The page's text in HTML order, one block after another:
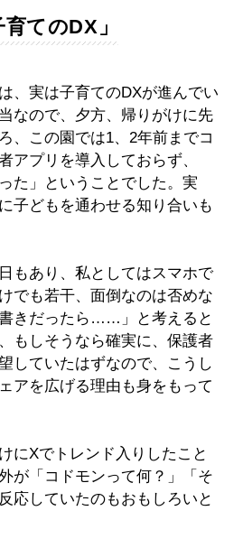
てのDX」
、実は子育てのDXが進んでい
なので、夕方、帰りがけに先
、この園では1、2年前までコ
アプリを導入しておらず、
た」ということでした。実
子どもを通わせる知り合いも
もあり、私としてはスマホで
でも若干、面倒なのは否めな
きだったら……」と考えると
もしそうなら確実に、保護者
していたはずなので、こうし
アを広げる理由も身をもって
にXでトレンド入りしたこと
が「コドモンって何？」「そ
応していたのもおもしろいと